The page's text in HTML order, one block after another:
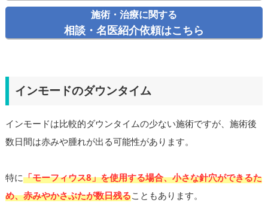
施術・治療に関する
相談・名医紹介依頼はこちら
インモードのダウンタイム
インモードは比較的ダウンタイムの少ない施術ですが、施術後
数日間は赤みや腫れが出る可能性があります。
特に「モーフィウス8」を使用する場合、小さな針穴ができるた
め、赤みやかさぶたが数日残ることもあります。